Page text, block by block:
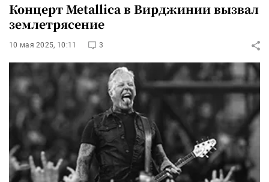
Концерт Metallica в Вирджинии вызвал
землетрясение
10 мая 2025, 10:11 3